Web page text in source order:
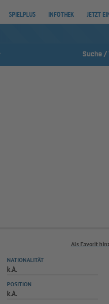
SPIELPLUS INFOTHEK JETZT
Suche /
Als Favorit
NATIONALITÄT
k.A.
POSITION
k.A.